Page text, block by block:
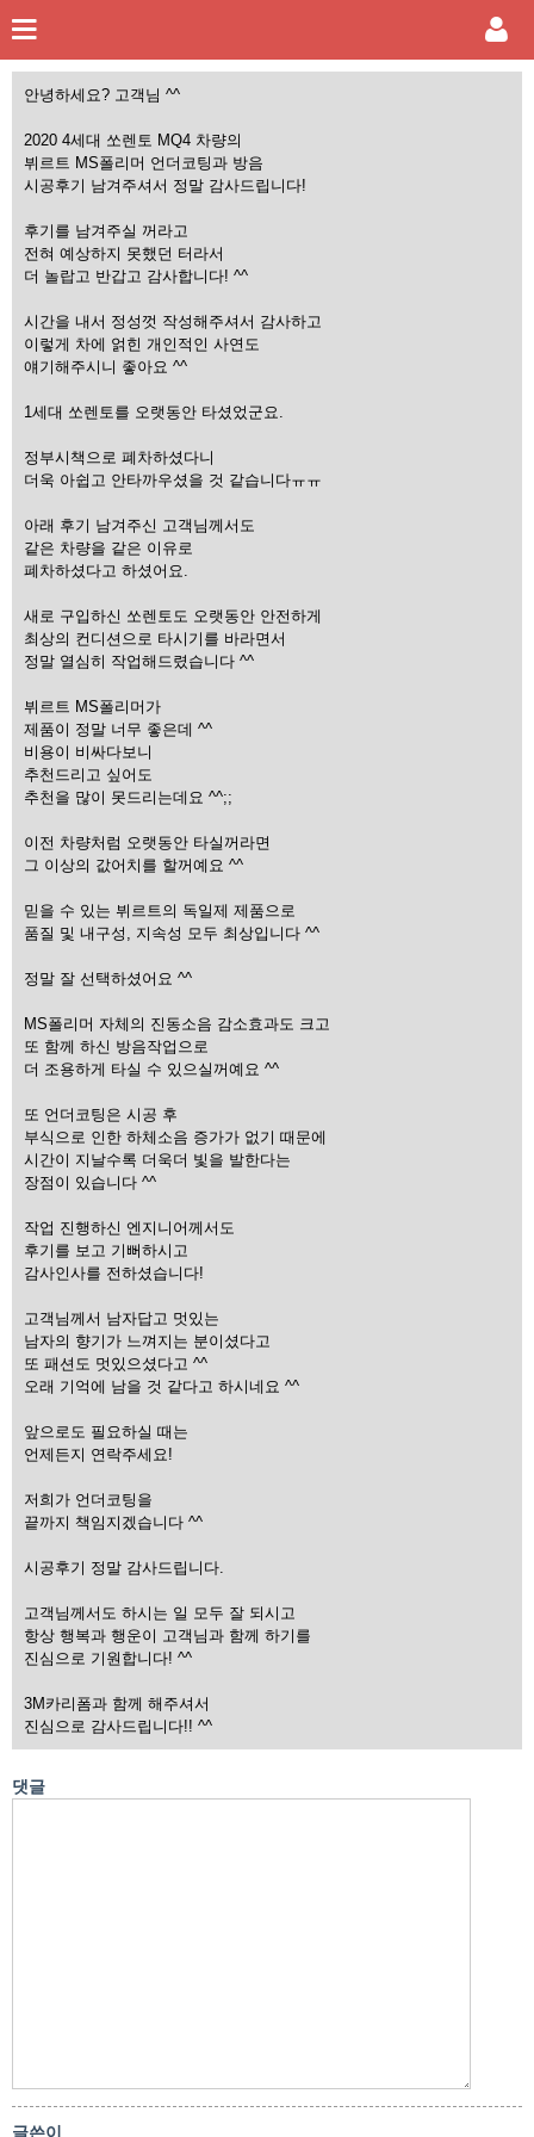
안녕하세요? 고객님 ^^
2020 4세대 쏘렌토 MQ4 차량의
뷔르트 MS폴리머 언더코팅과 방음
시공후기 남겨주셔서 정말 감사드립니다!
후기를 남겨주실 꺼라고
전혀 예상하지 못했던 터라서
더 놀랍고 반갑고 감사합니다! ^^
시간을 내서 정성껏 작성해주셔서 감사하고
이렇게 차에 얽힌 개인적인 사연도
얘기해주시니 좋아요 ^^
1세대 쏘렌토를 오랫동안 타셨었군요.
정부시책으로 폐차하셨다니
더욱 아쉽고 안타까우셨을 것 같습니다ㅠㅠ
아래 후기 남겨주신 고객님께서도
같은 차량을 같은 이유로
폐차하셨다고 하셨어요.
새로 구입하신 쏘렌토도 오랫동안 안전하게
최상의 컨디션으로 타시기를 바라면서
정말 열심히 작업해드렸습니다 ^^
뷔르트 MS폴리머가
제품이 정말 너무 좋은데 ^^
비용이 비싸다보니
추천드리고 싶어도
추천을 많이 못드리는데요 ^^;;
이전 차량처럼 오랫동안 타실꺼라면
그 이상의 값어치를 할꺼예요 ^^
믿을 수 있는 뷔르트의 독일제 제품으로
품질 및 내구성, 지속성 모두 최상입니다 ^^
정말 잘 선택하셨어요 ^^
MS폴리머 자체의 진동소음 감소효과도 크고
또 함께 하신 방음작업으로
더 조용하게 타실 수 있으실꺼예요 ^^
또 언더코팅은 시공 후
부식으로 인한 하체소음 증가가 없기 때문에
시간이 지날수록 더욱더 빛을 발한다는
장점이 있습니다 ^^
작업 진행하신 엔지니어께서도
후기를 보고 기뻐하시고
감사인사를 전하셨습니다!
고객님께서 남자답고 멋있는
남자의 향기가 느껴지는 분이셨다고
또 패션도 멋있으셨다고 ^^
오래 기억에 남을 것 같다고 하시네요 ^^
앞으로도 필요하실 때는
언제든지 연락주세요!
저희가 언더코팅을
끝까지 책임지겠습니다 ^^
시공후기 정말 감사드립니다.
고객님께서도 하시는 일 모두 잘 되시고
항상 행복과 행운이 고객님과 함께 하기를
진심으로 기원합니다! ^^
3M카리폼과 함께 해주셔서
진심으로 감사드립니다!! ^^
댓글
글쓴이